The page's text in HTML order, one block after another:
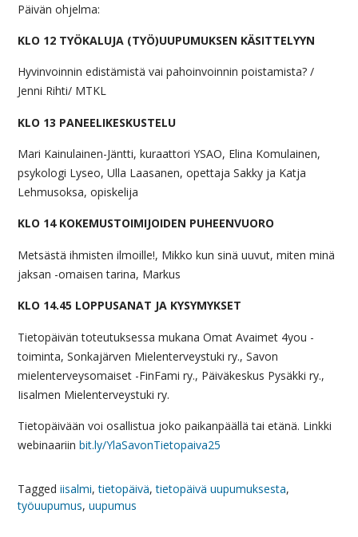
Päivän ohjelma:
KLO 12 TYÖKALUJA (TYÖ)UUPUMUKSEN KÄSITTELYYN
Hyvinvoinnin edistämistä vai pahoinvoinnin poistamista? /
Jenni Rihti/ MTKL
KLO 13 PANEELIKESKUSTELU
Mari Kainulainen-Jäntti, kuraattori YSAO, Elina Komulainen,
psykologi Lyseo, Ulla Laasanen, opettaja Sakky ja Katja
Lehmusoksa, opiskelija
KLO 14 KOKEMUSTOIMIJOIDEN PUHEENVUORO
Metsästä ihmisten ilmoille!, Mikko kun sinä uuvut, miten minä
jaksan -omaisen tarina, Markus
KLO 14.45 LOPPUSANAT JA KYSYMYKSET
Tietopäivän toteutuksessa mukana Omat Avaimet 4you -
toiminta, Sonkajärven Mielenterveystuki ry., Savon
mielenterveysomaiset -FinFami ry., Päiväkeskus Pysäkki ry.,
Iisalmen Mielenterveystuki ry.
Tietopäivään voi osallistua joko paikanpäällä tai etänä. Linkki
webinaariin bit.ly/YlaSavonTietopaiva25
Tagged iisalmi,tietopäivä,tietopäivä uupumuksesta,
työuupumus, uupumus